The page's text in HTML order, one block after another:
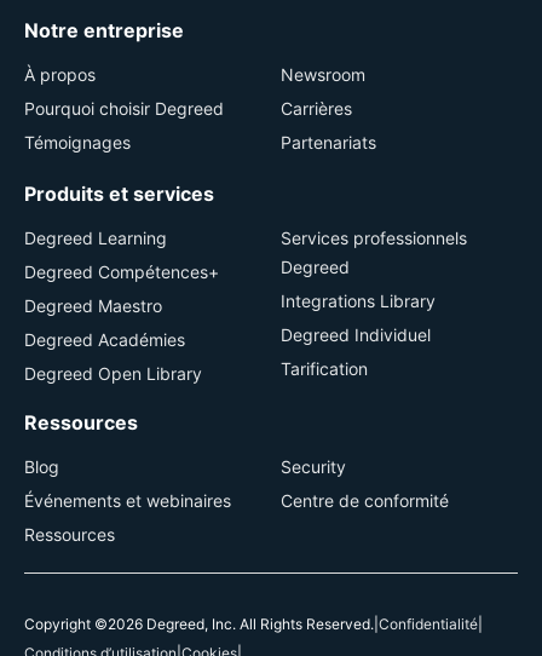
Notre entreprise
À propos
Pourquoi choisir Degreed
Témoignages
Newsroom
Carrières
Partenariats
Produits et services
Degreed Learning
Degreed Compétences+
Degreed Maestro
Degreed Académies
Degreed Open Library
Services professionnels
Degreed
Integrations Library
Degreed Individuel
Tarification
Ressources
Blog
Événements et webinaires
Ressources
Security
Centre de conformité
Copyright ©2026 Degreed, Inc. All Rights Reserved. Confidentialité